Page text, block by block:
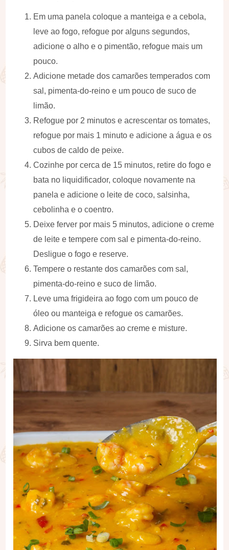
Em uma panela coloque a manteiga e a cebola,
leve ao fogo, refogue por alguns segundos,
adicione o alho e o pimentão, refogue mais um
pouco.
Adicione metade dos camarões temperados com
sal, pimenta-do-reino e um pouco de suco de
limão.
Refogue por 2 minutos e acrescentar os tomates,
refogue por mais 1 minuto e adicione a água e os
cubos de caldo de peixe.
Cozinhe por cerca de 15 minutos, retire do fogo e
bata no liquidificador, coloque novamente na
panela e adicione o leite de coco, salsinha,
cebolinha e o coentro.
Deixe ferver por mais 5 minutos, adicione o creme
de leite e tempere com sal e pimenta-do-reino.
Desligue o fogo e reserve.
Tempere o restante dos camarões com sal,
pimenta-do-reino e suco de limão.
Leve uma frigideira ao fogo com um pouco de
óleo ou manteiga e refogue os camarões.
Adicione os camarões ao creme e misture.
Sirva bem quente.